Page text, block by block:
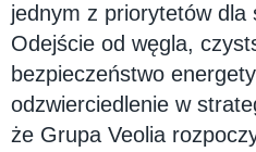
jednym z priorytetów dla
Odejście od węgla,
bezpieczeństwo
odzwierciedlenie w
że Grupa Veolia